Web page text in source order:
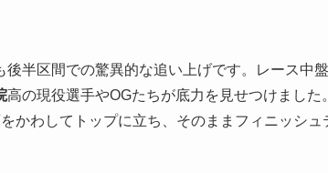
後半区間での驚異的な追い上げです。レース中
高の現役選手やOGたちが底力を見せつけまし
かわしてトップに立ち、そのままフィニッシュ